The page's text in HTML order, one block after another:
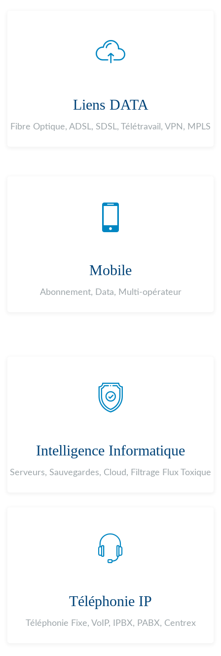
Liens DATA
Fibre Optique, ADSL, SDSL, Télétravail, VPN, MPLS
Mobile
Abonnement, Data, Multi-opérateur
Intelligence Informatique
Serveurs, Sauvegardes, Cloud, Filtrage Flux Toxique
Téléphonie IP
Téléphonie Fixe, VoIP, IPBX, PABX, Centrex